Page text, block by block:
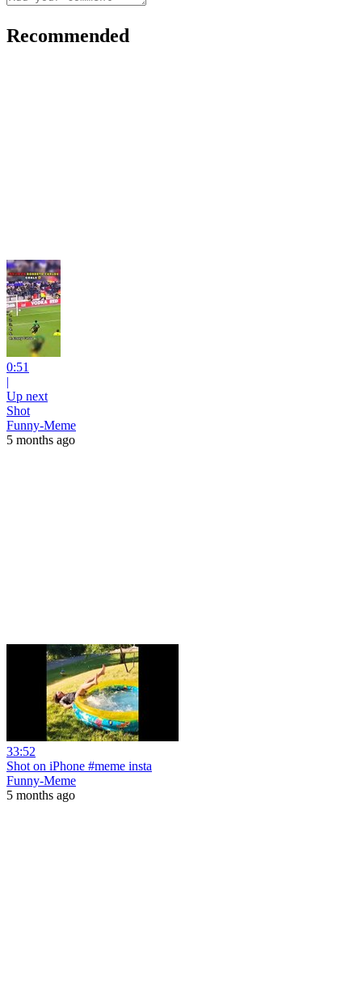
Recommended
0:51
|
Up next
Shot
Funny-Meme
5 months ago
33:52
Shot on iPhone #meme insta
Funny-Meme
5 months ago